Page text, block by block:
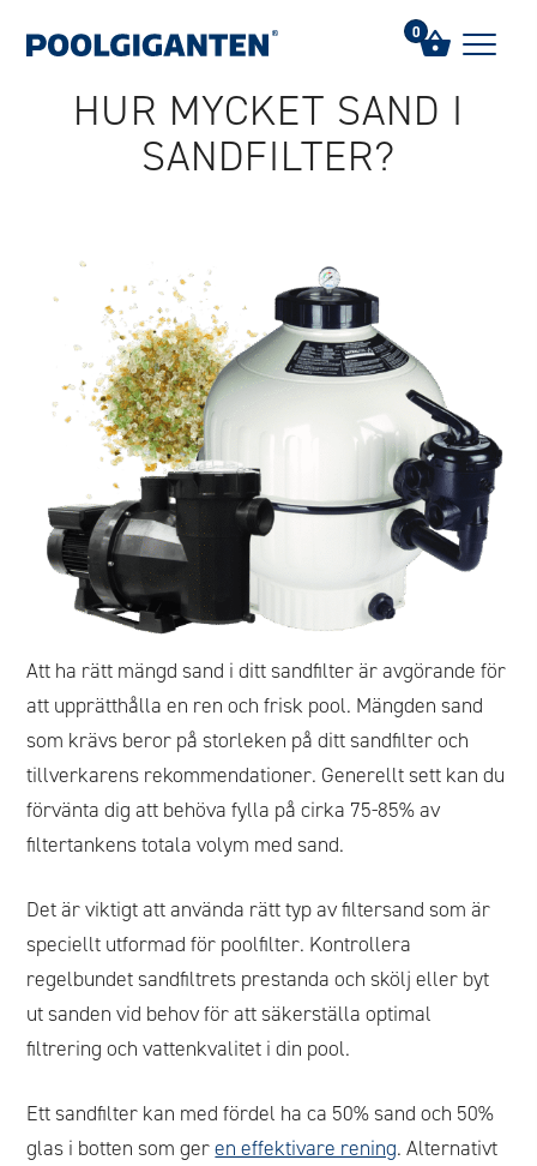
Hur mycket sand i sandfilter?
HUR MYCKET SAND I
SANDFILTER?
Att ha rätt mängd sand i ditt sandfilter är avgörande för
att upprätthålla en ren och frisk pool. Mängden sand
som krävs beror på storleken på ditt sandfilter och
tillverkarens rekommendationer. Generellt sett kan du
förvänta dig att behöva fylla på cirka 75-85% av
filtertankens totala volym med sand.
Det är viktigt att använda rätt typ av filtersand som är
speciellt utformad för poolfilter. Kontrollera
regelbundet sandfiltrets prestanda och skölj eller byt
ut sanden vid behov för att säkerställa optimal
filtrering och vattenkvalitet i din pool.
Ett sandfilter kan med fördel ha ca 50% sand och 50%
glas i botten som geren effektivare rening. Alternativt
0